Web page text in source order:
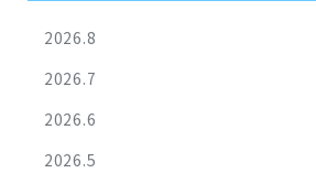
2026.8
2026.7
2026.6
2026.5